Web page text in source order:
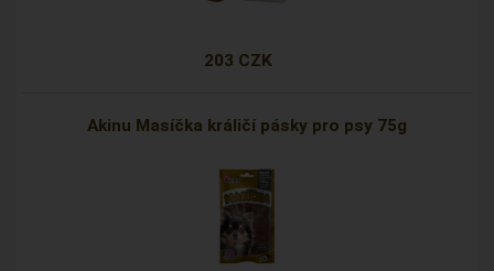
203 CZK
Akinu Masíčka králičí pásky pro psy 75g